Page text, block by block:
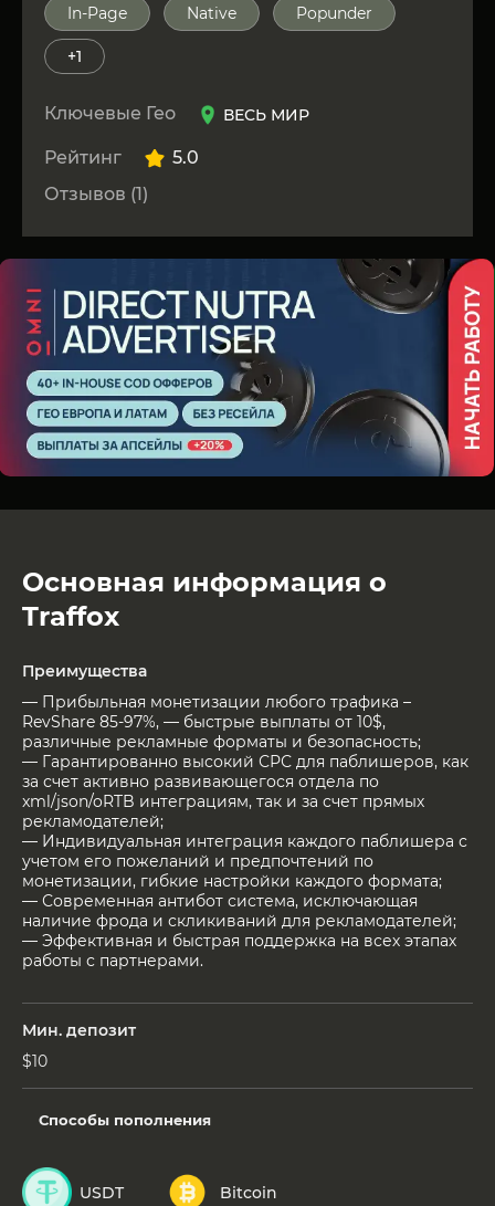
In-Page Native Popunder
+1
Ключевые Гео ВЕСЬ МИР
Рейтинг
5.0
Отзывов (1)
Основная информация о
Traffox
Преимущества
— Прибыльная монетизации любого трафика –
RevShare 85-97%, — быстрые выплаты от 10$,
различные рекламные форматы и безопасность;
— Гарантированно высокий СРС для паблишеров, как
за счет активно развивающегося отдела по
xml/json/oRTB интеграциям, так и за счет прямых
рекламодателей;
— Индивидуальная интеграция каждого паблишера с
учетом его пожеланий и предпочтений по
монетизации, гибкие настройки каждого формата;
— Современная антибот система, исключающая
наличие фрода и скликиваний для рекламодателей;
— Эффективная и быстрая поддержка на всех этапах
работы с партнерами.
Мин. депозит
$10
Способы пополнения
USDT Bitcoin